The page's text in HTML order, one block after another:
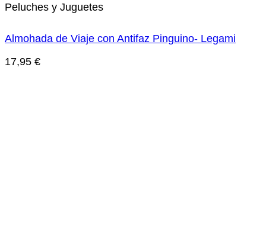
Peluches y Juguetes
Almohada de Viaje con Antifaz Pinguino- Legami
17,95 €